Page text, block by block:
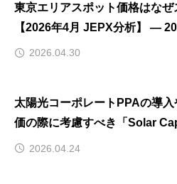
東京エリアスポット価格はな
【2026年4月 JEPX分析】 ― 2026年4月のJEPX東京市
場で何が起きたのか ―
2026.04.30
太陽光コーポレートPPAの導
価の際に考慮すべき「Solar
2026.04.24